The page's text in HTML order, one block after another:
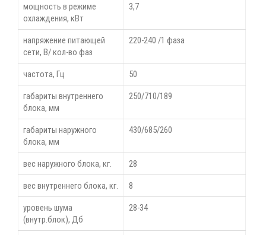
мощность в режиме
охлаждения, кВт
3,7
напряжение питающей
сети, В/ кол-во фаз
220-240 /1 фаза
частота, Гц 50
габариты внутреннего
блока, мм
250/710/189
габариты наружного
блока, мм
430/685/260
вес наружного блока, кг. 28
вес внутреннего блока, кг. 8
уровень шума
(внутр.блок), Дб
28-34